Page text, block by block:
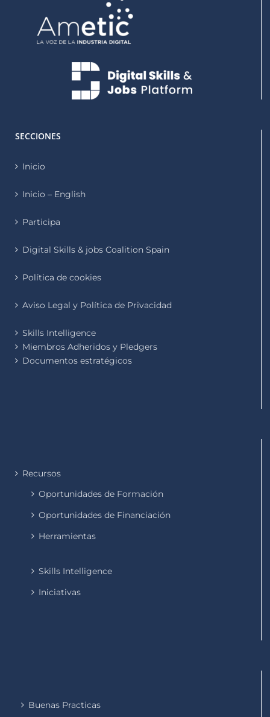
SECCIONES
Inicio
Inicio – English
Participa
Digital Skills & jobs Coalition Spain
Política de cookies
Aviso Legal y Política de Privacidad
Skills Intelligence
Miembros Adheridos y Pledgers
Documentos estratégicos
Recursos
Oportunidades de Formación
Oportunidades de Financiación
Herramientas
Skills Intelligence
Iniciativas
Buenas Practicas